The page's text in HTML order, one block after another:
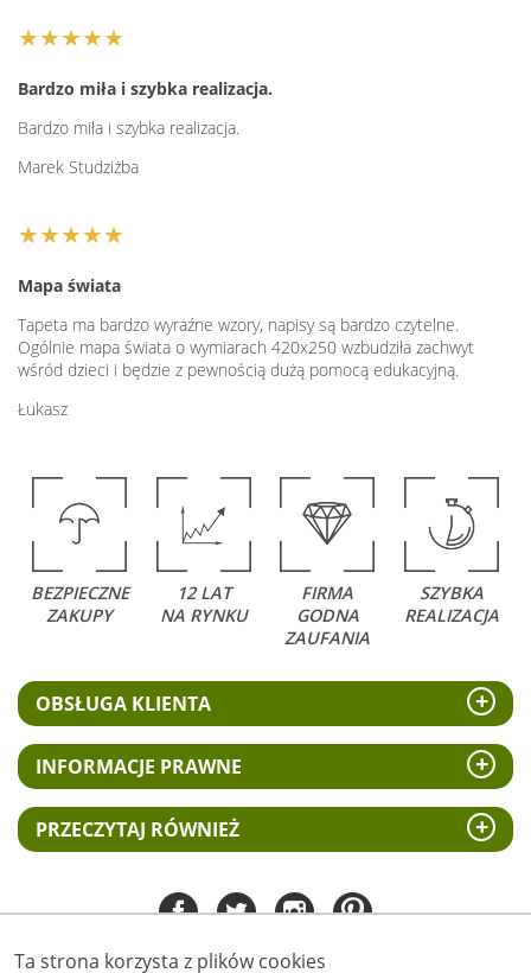
Ta strona korzysta z plików cookies
★★★★★
Bardzo miła i szybka realizacja.
Bardzo miła i szybka realizacja.
Marek Studziżba
★★★★★
Mapa świata
Tapeta ma bardzo wyraźne wzory, napisy są bardzo czytelne.
Ogólnie mapa świata o wymiarach 420x250 wzbudziła zachwyt
wśród dzieci i będzie z pewnością dużą pomocą edukacyjną.
Łukasz
BEZPIECZNE
ZAKUPY
12 LAT
NA RYNKU
FIRMA
GODNA
ZAUFANIA
SZYBKA
REALIZACJA
OBSŁUGA KLIENTA
INFORMACJE PRAWNE
PRZECZYTAJ RÓWNIEŻ